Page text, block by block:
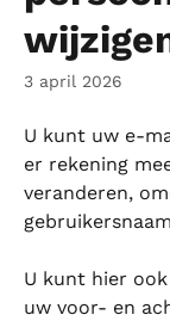
3 april 2026
U kunt uw e-
er rekening
veranderen,
U kunt hier ook
uw voor- en